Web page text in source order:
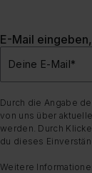
E-Mail
Deine E-Mail*
Durch die Angabe
von uns über
werden. Durch
du dieses
Weitere